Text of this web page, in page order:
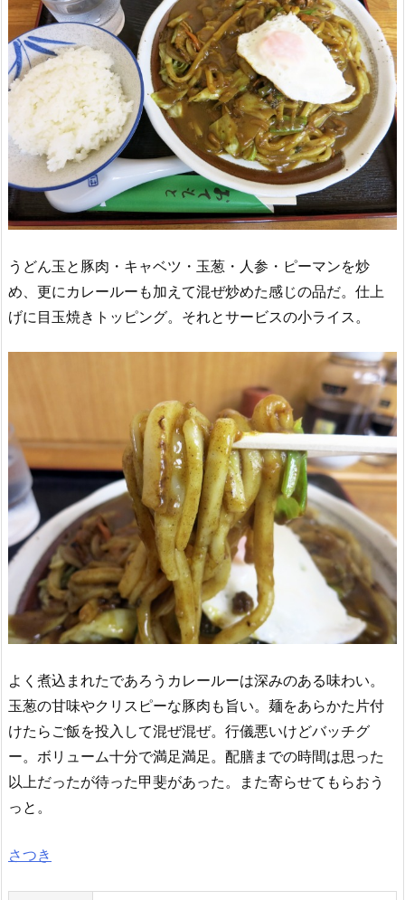
うどん玉と豚肉・キャベツ・玉葱・人参・ピーマンを炒
め、更にカレールーも加えて混ぜ炒めた感じの品だ。仕上
げに目玉焼きトッピング。それとサービスの小ライス。
よく煮込まれたであろうカレールーは深みのある味わい。
玉葱の甘味やクリスピーな豚肉も旨い。麺をあらかた片付
けたらご飯を投入して混ぜ混ぜ。行儀悪いけどバッチグ
ー。ボリューム十分で満足満足。配膳までの時間は思った
以上だったが待った甲斐があった。また寄らせてもらおう
っと。
さつき